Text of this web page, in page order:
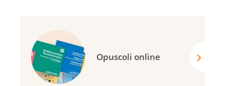
Opuscoli online